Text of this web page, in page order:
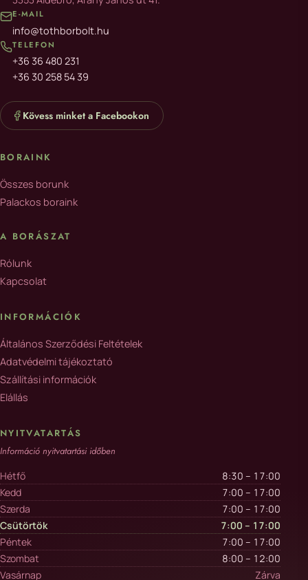
E-MAIL
info@tothborbolt.hu
TELEFON
+36 36 480 231
+36 30 258 54 39
Kövess minket a Facebookon
BORAINK
Összes borunk
Palackos boraink
A BORÁSZAT
Rólunk
Kapcsolat
INFORMÁCIÓK
Általános Szerződési Feltételek
Adatvédelmi tájékoztató
Szállítási információk
Elállás
NYITVATARTÁS
Információ nyitvatartási időben
Hétfő
8:30 – 17:00
Kedd
7:00 – 17:00
Szerda
7:00 – 17:00
Csütörtök
7:00 – 17:00
Péntek
7:00 – 17:00
Szombat
8:00 – 12:00
Vasárnap
Zárva